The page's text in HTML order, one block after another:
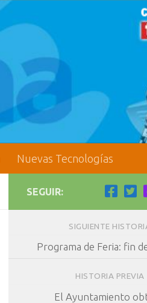
Nuevas Tecnologías
SEGUIR:
SIGUIENTE
Programa de Feria: fin
HISTORIA PREVIA
El Ayuntamiento